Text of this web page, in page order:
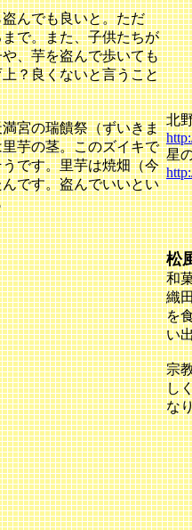
んでも良いと。ただ
で。また、子供たちが
、芋を盗んで歩いても
？良くないと言うこと
宮の瑞饋祭（ずいきま
芋の茎。このズイキで
です。里芋は焼畑（今
です。盗んでいいとい
北
星
松
和
織
を
い
宗
し
な